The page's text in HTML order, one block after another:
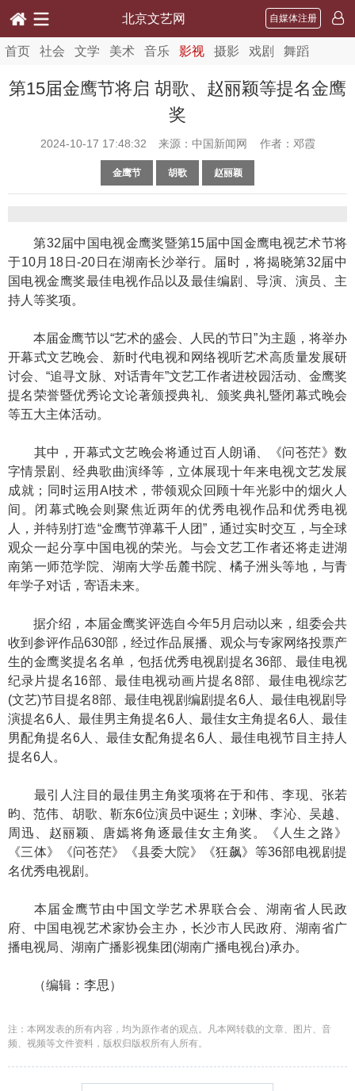
北京文艺网 自媒体注册
首页 社会 文学 美术 音乐 影视 摄影 戏剧 舞蹈
第15届金鹰节将启 胡歌、赵丽颖等提名金鹰
奖
2024-10-17 17:48:32 来源：中国新闻网 作者：邓霞
金鹰节 胡歌 赵丽颖
第32届中国电视金鹰奖暨第15届中国金鹰电视艺术节将
于10月18日-20日在湖南长沙举行。届时，将揭晓第32届中
国电视金鹰奖最佳电视作品以及最佳编剧、导演、演员、主
持人等奖项。
本届金鹰节以“艺术的盛会、人民的节日”为主题，将举办
开幕式文艺晚会、新时代电视和网络视听艺术高质量发展研
讨会、“追寻文脉、对话青年”文艺工作者进校园活动、金鹰奖
提名荣誉暨优秀论文论著颁授典礼、颁奖典礼暨闭幕式晚会
等五大主体活动。
其中，开幕式文艺晚会将通过百人朗诵、《问苍茫》数
字情景剧、经典歌曲演绎等，立体展现十年来电视文艺发展
成就；同时运用AI技术，带领观众回顾十年光影中的烟火人
间。闭幕式晚会则聚焦近两年的优秀电视作品和优秀电视
人，并特别打造“金鹰节弹幕千人团”，通过实时交互，与全球
观众一起分享中国电视的荣光。与会文艺工作者还将走进湖
南第一师范学院、湖南大学岳麓书院、橘子洲头等地，与青
年学子对话，寄语未来。
据介绍，本届金鹰奖评选自今年5月启动以来，组委会共
收到参评作品630部，经过作品展播、观众与专家网络投票产
生的金鹰奖提名名单，包括优秀电视剧提名36部、最佳电视
纪录片提名16部、最佳电视动画片提名8部、最佳电视综艺
(文艺)节目提名8部、最佳电视剧编剧提名6人、最佳电视剧导
演提名6人、最佳男主角提名6人、最佳女主角提名6人、最佳
男配角提名6人、最佳女配角提名6人、最佳电视节目主持人
提名6人。
最引人注目的最佳男主角奖项将在于和伟、李现、张若
昀、范伟、胡歌、靳东6位演员中诞生；刘琳、李沁、吴越、
周迅、赵丽颖、唐嫣将角逐最佳女主角奖。《人生之路》
《三体》《问苍茫》《县委大院》《狂飙》等36部电视剧提
名优秀电视剧。
本届金鹰节由中国文学艺术界联合会、湖南省人民政
府、中国电视艺术家协会主办，长沙市人民政府、湖南省广
播电视局、湖南广播影视集团(湖南广播电视台)承办。
（编辑：李思）
注：本网发表的所有内容，均为原作者的观点。凡本网转载的文章、图片、音
频、视频等文件资料，版权归版权所有人所有。